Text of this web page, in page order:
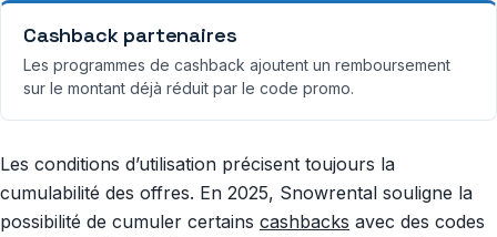
Cashback partenaires
Les programmes de cashback ajoutent un remboursement
sur le montant déjà réduit par le code promo.
Les conditions d’utilisation précisent toujours la
cumulabilité des offres. En 2025, Snowrental souligne la
possibilité de cumuler certains cashbacks avec des codes